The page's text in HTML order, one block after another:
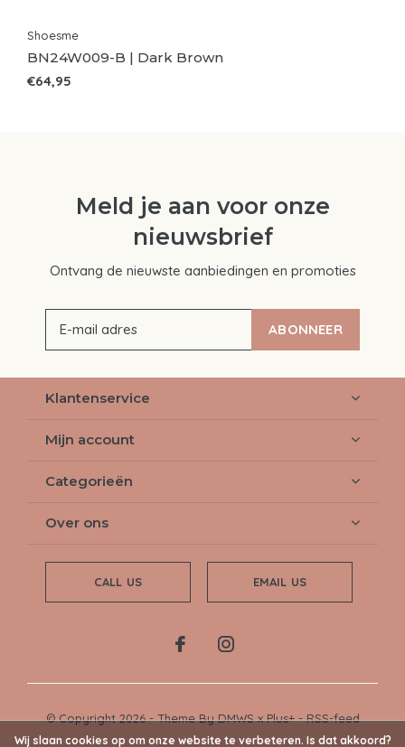
Shoesme
BN24W009-B | Dark Brown
€64,95
Meld je aan voor onze
nieuwsbrief
Ontvang de nieuwste aanbiedingen en promoties
ABONNEER
Klantenservice
Mijn account
Categorieën
Over ons
CALL US EMAIL US
© Copyright2026- Theme ByDMWSxPlus+-RSS-feed
Wij slaan cookies op om onze website te verbeteren. Is dat akkoord?